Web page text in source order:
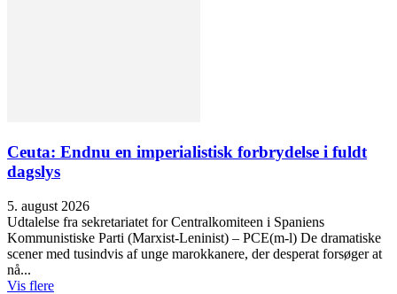
Ceuta: Endnu en imperialistisk forbrydelse i fuldt
dagslys
5. august 2026
Udtalelse fra sekretariatet for Centralkomiteen i Spaniens
Kommunistiske Parti (Marxist-Leninist) – PCE(m-l) De dramatiske
scener med tusindvis af unge marokkanere, der desperat forsøger at
nå...
Vis flere